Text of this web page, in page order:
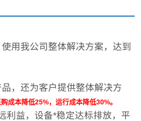
用我公司整体解决方案，达到
，还为客户提供整体解决方
成本降低25%，运行成本降低30%。
利益，设备*稳定达标排放，平